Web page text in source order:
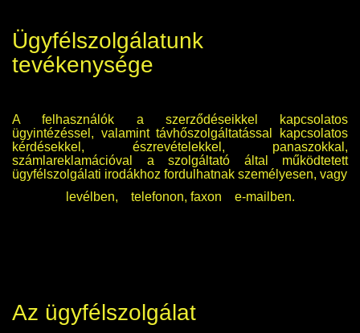
Ügyfélszolgálatunk
tevékenysége
A felhasználók a szerződéseikkel kapcsolatos
ügyintézéssel, valamint távhőszolgáltatással kapcsolatos
kérdésekkel, észrevételekkel, panaszokkal,
számlareklamációval a szolgáltató által működtetett
ügyfélszolgálati irodákhoz fordulhatnak személyesen, vagy
levélben,
telefonon, faxon e-mailben.
Az ügyfélszolgálat